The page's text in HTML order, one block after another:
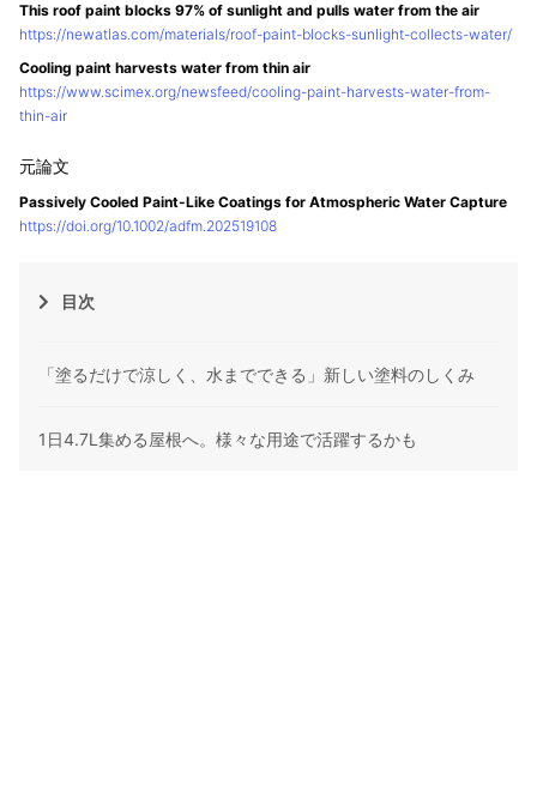
This roof paint blocks 97% of sunlight and pulls water from the air
https://newatlas.com/materials/roof-paint-blocks-sunlight-collects-water/
Cooling paint harvests water from thin air
https://www.scimex.org/newsfeed/cooling-paint-harvests-water-from-
thin-air
Passively Cooled Paint-Like Coatings for Atmospheric Water Capture
https://doi.org/10.1002/adfm.202519108
目次
「塗るだけで涼しく、水までできる」新しい塗料のしくみ
1日4.7L集める屋根へ。様々な用途で活躍するかも